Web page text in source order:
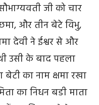
जी को चार
और तीन बेटे विभु,
देवी ने ईश्वर से और
उसी के बाद पहला
का नाम क्षमा रखा
का निधन बडी माता